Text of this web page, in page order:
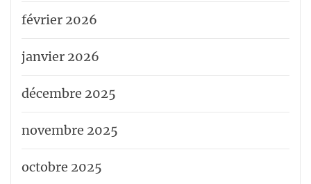
février 2026
janvier 2026
décembre 2025
novembre 2025
octobre 2025